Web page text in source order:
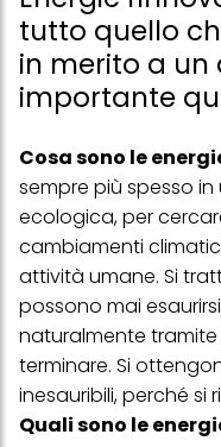
tutto quello
in merito a
importante
Cosa sono le
sempre più spesso
ecologica, per
cambiamenti
attività umane. Si
possono mai
naturalmente
terminare. Si
inesauribili, perché
Quali sono le